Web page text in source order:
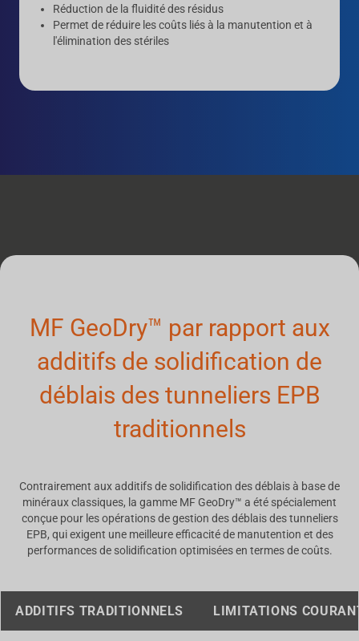
Réduction de la fluidité des résidus
Permet de réduire les coûts liés à la manutention et à
l'élimination des stériles
MF GeoDry™ par rapport aux
additifs de solidification de
déblais des tunneliers EPB
traditionnels
Contrairement aux additifs de solidification des déblais à base de
minéraux classiques, la gamme MF GeoDry™ a été spécialement
conçue pour les opérations de gestion des déblais des tunneliers
EPB, qui exigent une meilleure efficacité de manutention et des
performances de solidification optimisées en termes de coûts.
ADDITIFS TRADITIONNELS LIMITATIONS